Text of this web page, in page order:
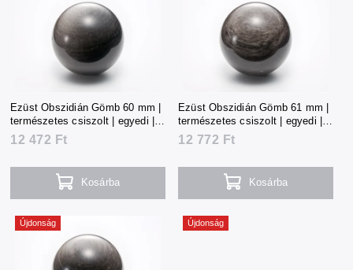
Ezüst Obszidián Gömb 60 mm |
természetes csiszolt | egyedi |
274 g | Mexikó
12 472 Ft
Kosárba
Ezüst Obszidián Gömb 61 mm |
természetes csiszolt | egyedi |
281 g | Mexikó
12 772 Ft
Kosárba
Újdonság Újdonság